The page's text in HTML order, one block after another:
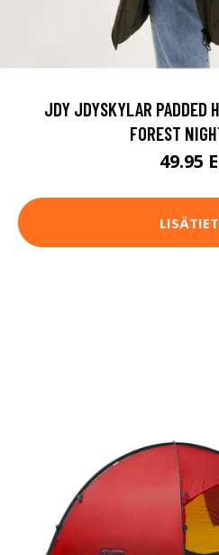
JDY JDYSKYLAR PADDED
FOREST
49.95